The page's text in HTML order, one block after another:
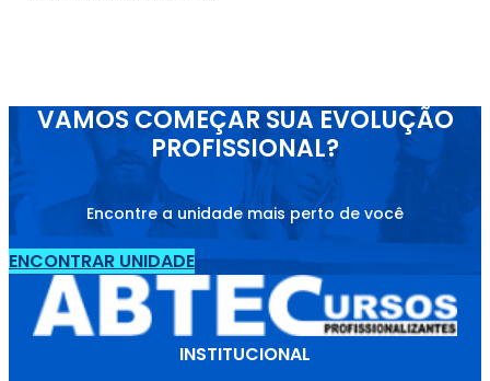
VAMOS COMEÇAR SUA EVOLUÇÃO
PROFISSIONAL?
Encontre a unidade mais perto de você
ENCONTRAR UNIDADE
INSTITUCIONAL